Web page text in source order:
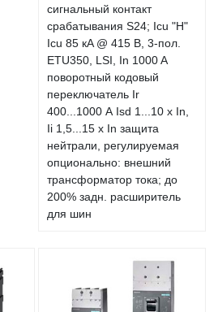
сигнальный контакт
срабатывания S24; Icu "H"
Icu 85 кA @ 415 В, 3-пол.
ETU350, LSI, In 1000 A
поворотный кодовый
переключатель Ir
400...1000 А Isd 1...10 x In,
Ii 1,5...15 x In защита
нейтрали, регулируемая
опционально: внешний
трансформатор тока; до
200% задн. расширитель
для шин